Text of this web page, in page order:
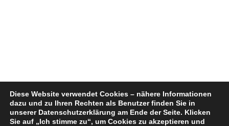
Diese Website verwendet Cookies – nähere Informationen
dazu und zu Ihren Rechten als Benutzer finden Sie in
unserer Datenschutzerklärung am Ende der Seite. Klicken
Sie auf „Ich stimme zu“, um Cookies zu akzeptieren und